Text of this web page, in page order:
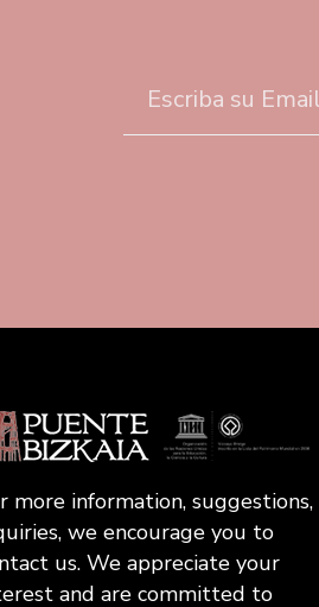
more information, suggestions,
we encourage you to
us. We appreciate your
and are committed to